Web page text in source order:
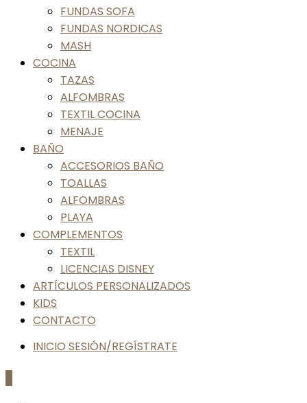
FUNDAS SOFA
FUNDAS NORDICAS
MASH
COCINA
TAZAS
ALFOMBRAS
TEXTIL COCINA
MENAJE
BAÑO
ACCESORIOS BAÑO
TOALLAS
ALFOMBRAS
PLAYA
COMPLEMENTOS
TEXTIL
LICENCIAS DISNEY
ARTÍCULOS PERSONALIZADOS
KIDS
CONTACTO
INICIO SESIÓN/REGÍSTRATE